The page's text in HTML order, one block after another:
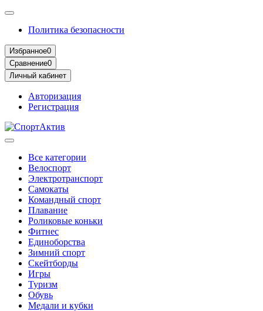
Политика безопасности
Избранное0
Сравнение0
Личный кабинет
Авторизация
Регистрация
Все категории
Велоспорт
Электротранспорт
Самокаты
Командный спорт
Плавание
Роликовые коньки
Фитнес
Единоборства
Зимний спорт
Скейтборды
Игры
Туризм
Обувь
Медали и кубки